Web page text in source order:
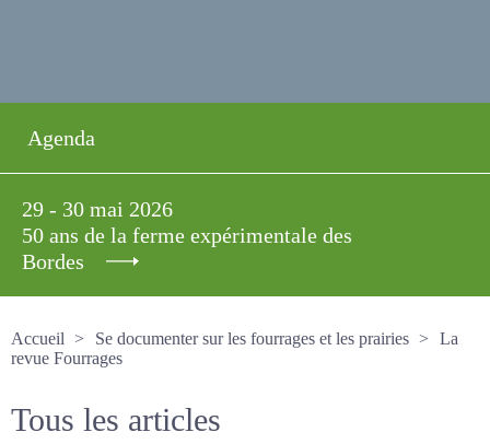
Agenda
29 - 30 mai 2026
50 ans de la ferme expérimentale des
Bordes
Accueil
Se documenter sur les fourrages et les prairies
La revue Fourrages
Tous les articles